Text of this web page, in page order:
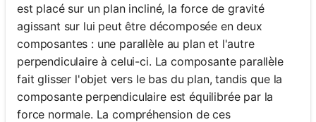
est placé sur un plan incliné, la force de gravité
agissant sur lui peut être décomposée en deux
composantes : une parallèle au plan et l'autre
perpendiculaire à celui-ci. La composante parallèle
fait glisser l'objet vers le bas du plan, tandis que la
composante perpendiculaire est équilibrée par la
force normale. La compréhension de ces